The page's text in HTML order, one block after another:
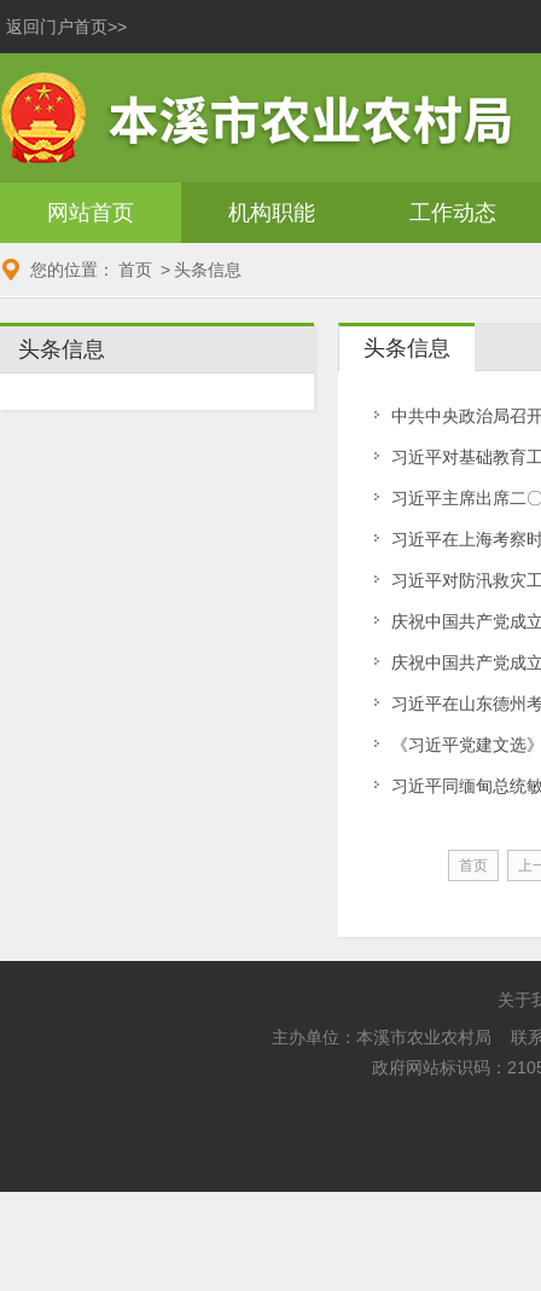
返回门户首页>>
网站首页 机构职能 工作动态
您的位置： 首页 >头条信息
头条信息 头条信息
中共中央政治局召
习近平对基础教育
习近平主席出席二
习近平在上海考察
习近平对防汛救灾
庆祝中国共产党成
庆祝中国共产党成
习近平在山东德州
《习近平党建文选
习近平同缅甸总统
首页 上
关于
主办单位：本溪市农业农村局 联
政府网站标识码：